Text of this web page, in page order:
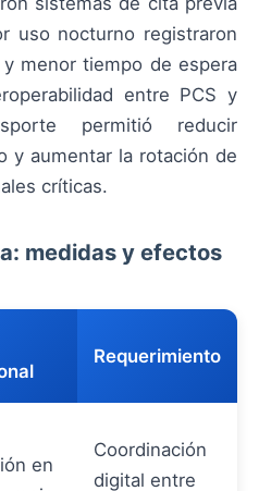
uso nocturno registraron
y menor tiempo de espera
entre PCS y
permitió reducir
y aumentar la rotación de
críticas.
medidas y efectos
Requerimiento
en
Coordinación
digital entre